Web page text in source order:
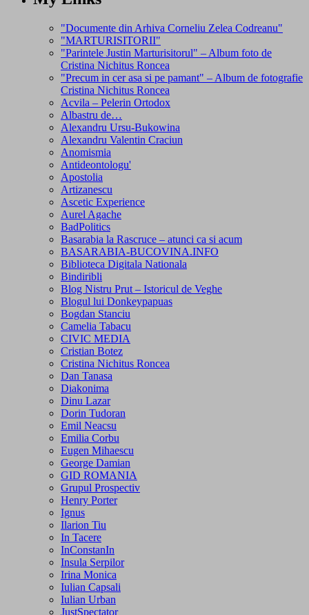
"Documente din Arhiva Corneliu Zelea Codreanu"
"MARTURISITORII"
"Parintele Justin Marturisitorul" – Album foto de
Cristina Nichitus Roncea
"Precum in cer asa si pe pamant" – Album de fotografie
Cristina Nichitus Roncea
Acvila – Pelerin Ortodox
Albastru de…
Alexandru Ursu-Bukowina
Alexandru Valentin Craciun
Anomismia
Antideontologu'
Apostolia
Artizanescu
Ascetic Experience
Aurel Agache
BadPolitics
Basarabia la Rascruce – atunci ca si acum
BASARABIA-BUCOVINA.INFO
Biblioteca Digitala Nationala
Bindiribli
Blog Nistru Prut – Istoricul de Veghe
Blogul lui Donkeypapuas
Bogdan Stanciu
Camelia Tabacu
CIVIC MEDIA
Cristian Botez
Cristina Nichitus Roncea
Dan Tanasa
Diakonima
Dinu Lazar
Dorin Tudoran
Emil Neacsu
Emilia Corbu
Eugen Mihaescu
George Damian
GID ROMANIA
Grupul Prospectiv
Henry Porter
Ignus
Ilarion Tiu
In Tacere
InConstanIn
Insula Serpilor
Irina Monica
Iulian Capsali
Iulian Urban
JustSpectator